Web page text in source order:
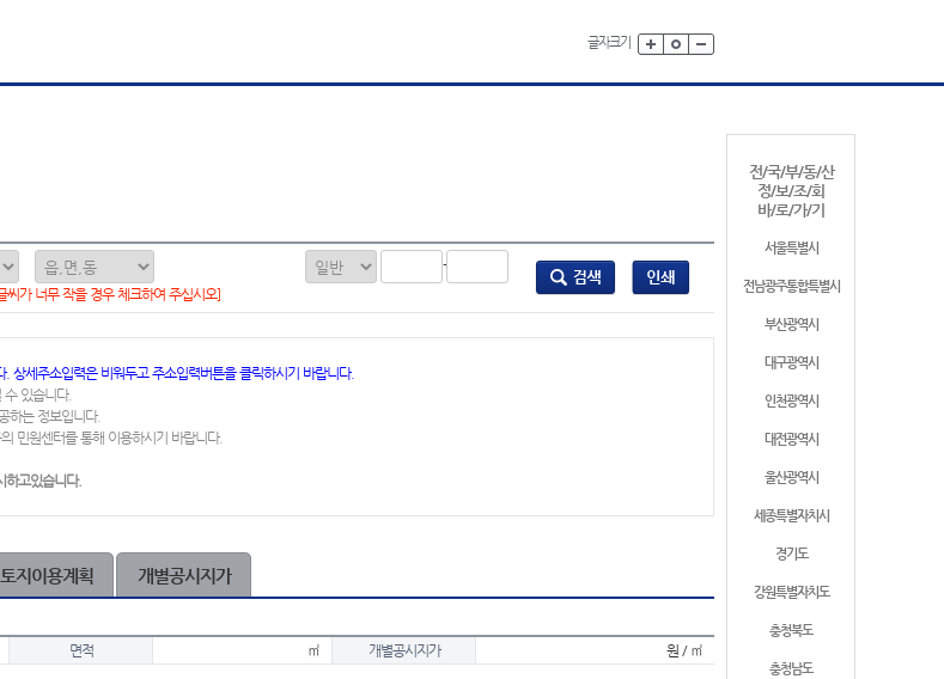
글자크기
전/국/부/동/산
정/보/조/회
바/로/가/기
서울특별시
전남광주통합특별시
부산광역시
대구광역시
인천광역시
대전광역시
울산광역시
세종특별자치시
경기도
강원특별자치도
충청북도
충청남도
-
씨가 너무 작을 경우 체크하여 주십시오]
상세주소입력은 비워두고 주소입력버튼을 클릭하시기 바랍니다.
있습니다.
하는 정보입니다.
민원센터를 통해 이용하시기 바랍니다.
하고있습니다.
토지이용계획 개별공시지가
면적 ㎡ 개별공시지가 원 / ㎡